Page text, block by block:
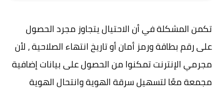
تكمن المشكلة في أن الاحتيال يتجاوز مجرد الحصول
على رقم بطاقة ورمز أمان أو تاريخ انتهاء الصلاحية ، لأن
مجرمي الإنترنت تمكنوا من الحصول على بيانات إضافية
مجمعة معًا لتسهيل سرقة الهوية وانتحال الهوية